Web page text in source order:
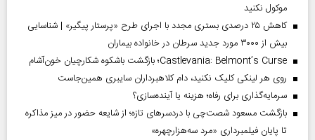
موکول نکنید
کاهش ۲۵ درصدی بستری مجدد با اجرای طرح «پرستار پیگیر» | شناسایی
بیش از ۳۰۰۰ مورد جدید سرطان در خانواده بیماران
Castlevania: Belmont’s Curse؛ بازگشت باشکوه شکارچیان خون‌آشام
روی هر لینکی کلیک نکنید، دام کلاهبرداران سایبری همین‌جاست
سرمایه‌گذاری برای رفاه؛ هزینه یا آینده‌سازی؟
بازگشت مسعود شصت‌چی با دردسر‌های تازه؛ از شایعه حضور در میز مذاکره
تا پایان فیلمبرداری «مرد سه‌هزارچهره»